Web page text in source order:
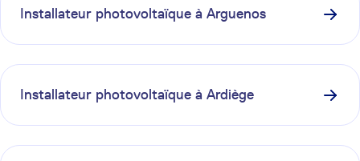
Installateur photovoltaïque à Arguenos
Installateur photovoltaïque à Ardiège